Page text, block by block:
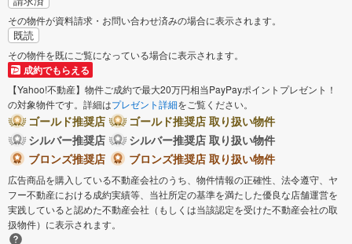
その物件が資料請求・お問い合わせ済みの場合に表示されます。
既読
その物件を既にご覧になっている場合に表示されます。
成約でもらえる
【Yahoo!不動産】物件ご成約で最大20万円相当PayPayポイントプレゼント！
の対象物件です。詳細はプレゼント詳細をご覧ください。
ゴールド推奨店
ゴールド推奨店 取り扱い物件
シルバー推奨店
シルバー推奨店 取り扱い物件
ブロンズ推奨店
ブロンズ推奨店 取り扱い物件
広告商品を購入している不動産会社のうち、物件情報の正確性、法令遵守、ヤ
フー不動産における成約実績等、当社所定の基準を満たした優良な店舗運営を
実践していると認めた不動産会社（もしくは当該認定を受けた不動産会社の取
扱物件）に表示されます。